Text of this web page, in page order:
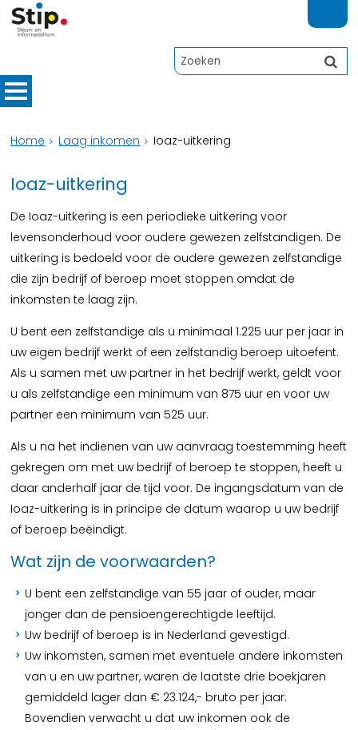
Home Laag inkomen Ioaz-uitkering
Ioaz-uitkering
De Ioaz-uitkering is een periodieke uitkering voor
levensonderhoud voor oudere gewezen zelfstandigen. De
uitkering is bedoeld voor de oudere gewezen zelfstandige
die zijn bedrijf of beroep moet stoppen omdat de
inkomsten te laag zijn.
U bent een zelfstandige als u minimaal 1.225 uur per jaar in
uw eigen bedrijf werkt of een zelfstandig beroep uitoefent.
Als u samen met uw partner in het bedrijf werkt, geldt voor
u als zelfstandige een minimum van 875 uur en voor uw
partner een minimum van 525 uur.
Als u na het indienen van uw aanvraag toestemming heeft
gekregen om met uw bedrijf of beroep te stoppen, heeft u
daar anderhalf jaar de tijd voor. De ingangsdatum van de
Ioaz-uitkering is in principe de datum waarop u uw bedrijf
of beroep beëindigt.
Wat zijn de voorwaarden?
U bent een zelfstandige van 55 jaar of ouder, maar
jonger dan de pensioengerechtigde leeftijd.
Uw bedrijf of beroep is in Nederland gevestigd.
Uw inkomsten, samen met eventuele andere inkomsten
van u en uw partner, waren de laatste drie boekjaren
gemiddeld lager dan € 23.124,- bruto per jaar.
Bovendien verwacht u dat uw inkomen ook de